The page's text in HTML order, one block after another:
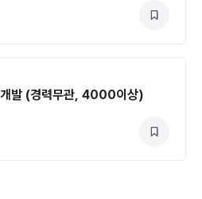
발 (경력무관, 4000이상)